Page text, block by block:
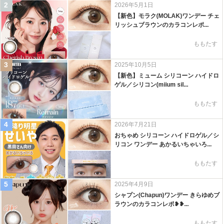
2
2026年5月1日
【新色】モラク(MOLAK)ワンデー チェ
リッシュブラウンのカラコンレポ...
ももたす
3
2025年10月5日
【新色】ミューム シリコーン ハイドロ
ゲル／シリコン(miium sil...
ももたす
4
2026年7月21日
おちゃめ シリコーン ハイドロゲル／シ
リコン ワンデー あかるいちゃいろ...
ももたす
5
2025年4月9日
シャプン(Chapun)ワンデー きらゆめブ
ラウンのカラコンレポ❥❥...